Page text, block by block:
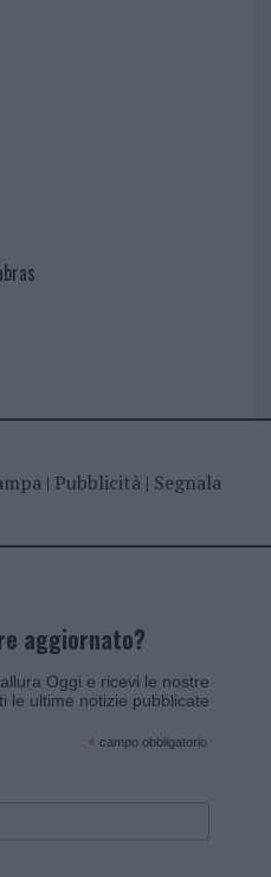
| Pubblicità| Segnala
aggiornato?
Oggi e ricevi le nostre
le ultime notizie pubblicate
* campo obbligatorio